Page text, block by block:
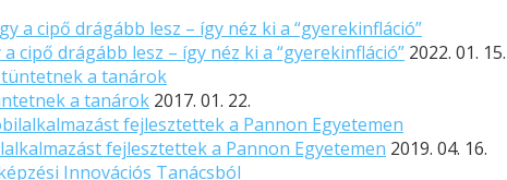
cipő drágább lesz – így néz ki a “gyerekinfláció” 2022. 01. 15.
a tanárok 2017. 01. 22.
fejlesztettek a Pannon Egyetemen 2019. 04. 16.